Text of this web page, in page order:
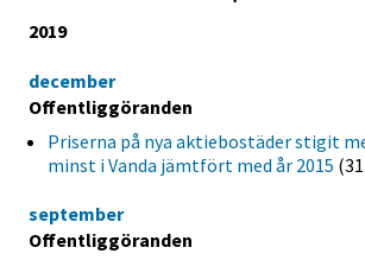
2019
december
Offentliggöranden
Priserna på nya aktiebostäder stigit
minst i Vanda jämtfört med år 2015
september
Offentliggöranden